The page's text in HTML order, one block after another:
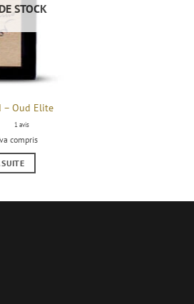
STOCK
– Oud Elite
compris